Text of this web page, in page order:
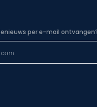
per e-mail